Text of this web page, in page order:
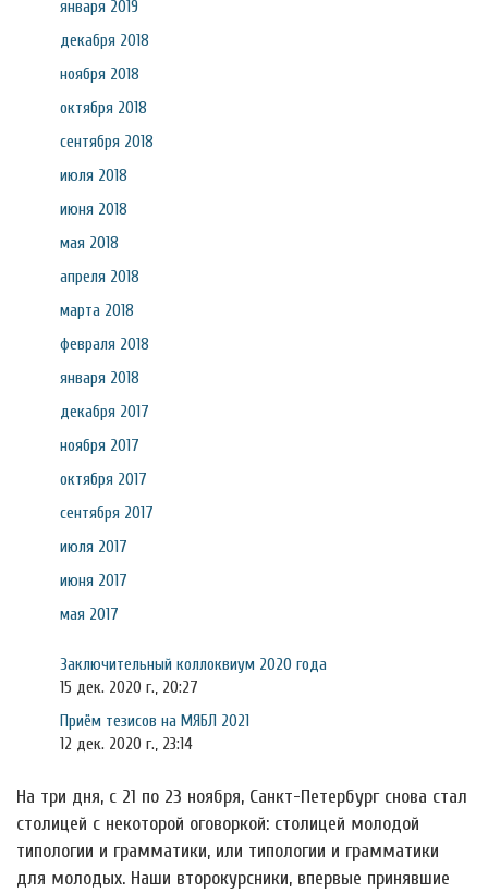
января 2019
декабря 2018
ноября 2018
октября 2018
сентября 2018
июля 2018
июня 2018
мая 2018
апреля 2018
марта 2018
февраля 2018
января 2018
декабря 2017
ноября 2017
октября 2017
сентября 2017
июля 2017
июня 2017
мая 2017
Заключительный коллоквиум 2020 года
15 дек. 2020 г., 20:27
Приём тезисов на МЯБЛ 2021
12 дек. 2020 г., 23:14
На три дня, с 21 по 23 ноября, Санкт-Петербург снова стал
столицей с некоторой оговоркой: столицей молодой
типологии и грамматики, или типологии и грамматики
для молодых. Наши второкурсники, впервые принявшие